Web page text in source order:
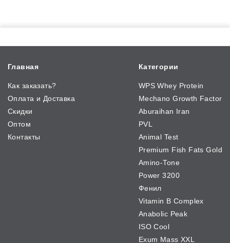
Главная
Как заказать?
Оплата и Доставка
Скидки
Оптом
Контакты
Категории
WPS Whey Protein
Mechano Growth Factor
Aburaihan Iran
PVL
Animal Test
Premium Fish Fats Gold
Amino-Tone
Power 3200
Фенил
Vitamin B Complex
Anabolic Peak
ISO Cool
Exum Mass XXL